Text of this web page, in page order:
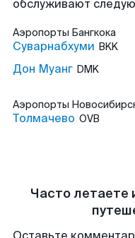
обслуживают
Аэропорты Бангкока
Суварнабхуми BKK
Дон Муанг DMK
Аэропорты
Толмачево OVB
Часто летаете